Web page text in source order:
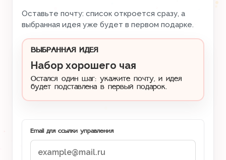
Оставьте почту: список откроется сразу, а
выбранная идея уже будет в первом подарке.
ВЫБРАННАЯ ИДЕЯ
Набор хорошего чая
Остался один шаг: укажите почту, и идея
будет подставлена в первый подарок.
Email для ссылки управления